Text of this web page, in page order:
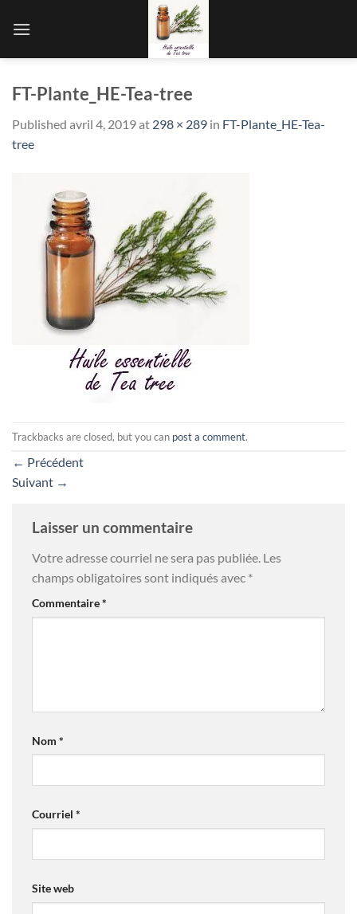
FT-Plante_HE-Tea-tree
Published avril 4, 2019at 298 × 289 in FT-Plante_HE-Tea-
tree
Trackbacks are closed, but you can post a comment.
← Précédent
Suivant →
Laisser un commentaire
Votre adresse courriel ne sera pas publiée. Les
champs obligatoires sont indiqués avec *
Commentaire*
Nom *
Courriel *
Site web